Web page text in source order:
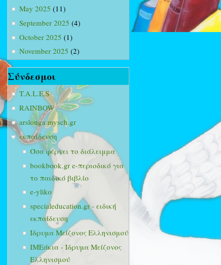
May 2025 (11)
September 2025 (4)
October 2025 (1)
November 2025 (2)
Σύνδεσμοι
T.A.L.E.S
RAINBOW
arslonga.mysch.gr
εκπαίδευση
Όσα φέρνει το διάλειμμα
bookbook.gr e-περιοδικό για
το παιδικό βιβλίο
e-yliko
specialeducation.gr - ειδική
εκπαίδευση
Ίδρυμα Μείζονος Ελληνισμού
ΙΜΕάκια - Ίδρυμα Μείζονος
Ελληνισμού